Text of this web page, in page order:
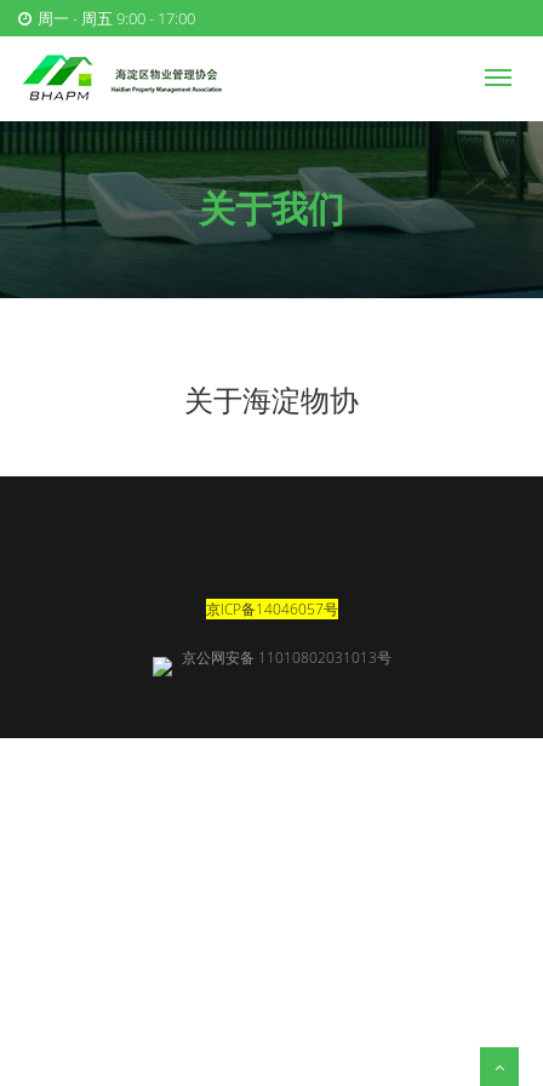
周一 - 周五 9:00 - 17:00
关于我们
关于海淀物协
京ICP备14046057号
京公网安备 11010802031013号